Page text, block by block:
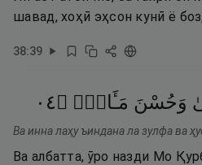
шавад, хоҳӣ эҳсон кунӣ ё
38:39
وَحُسْنَ مَـَٔابٍۢ ۝٤٠
Ва инна лаҳу ъиндана ла зулфа ва
Ва албатта, ӯро назди Мо